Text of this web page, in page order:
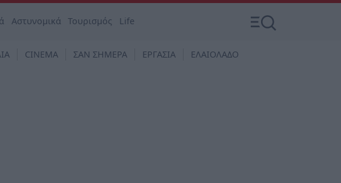
Αστυνομικά Τουρισμός Life
CINEMA ΣΑΝ ΣΗΜΕΡΑ ΕΡΓΑΣΙΑ ΕΛΑΙΟΛΑΔΟ